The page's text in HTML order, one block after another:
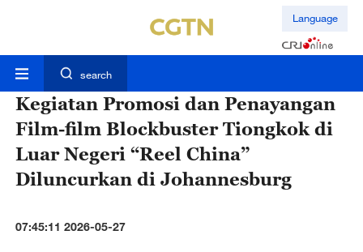
Language
search
Kegiatan Promosi dan Penayangan
Film-film Blockbuster Tiongkok di
Luar Negeri “Reel China”
Diluncurkan di Johannesburg
07:45:11 2026-05-27